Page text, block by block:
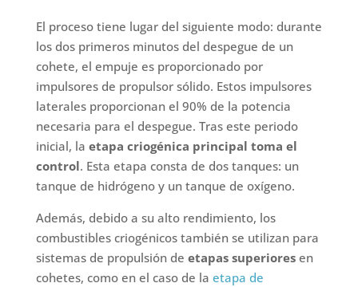
El proceso tiene lugar del siguiente modo: durante
los dos primeros minutos del despegue de un
cohete, el empuje es proporcionado por
impulsores de propulsor sólido. Estos impulsores
laterales proporcionan el 90% de la potencia
necesaria para el despegue. Tras este periodo
inicial, la etapa criogénica principal toma el
control. Esta etapa consta de dos tanques: un
tanque de hidrógeno y un tanque de oxígeno.
Además, debido a su alto rendimiento, los
combustibles criogénicos también se utilizan para
sistemas de propulsión de etapas superioresen
cohetes, como en el caso de la etapa de